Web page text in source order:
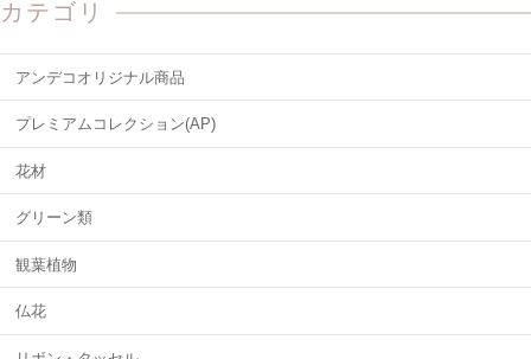
カテゴリ
アンデコオリジナル商品
プレミアムコレクション(AP)
花材
グリーン類
観葉植物
仏花